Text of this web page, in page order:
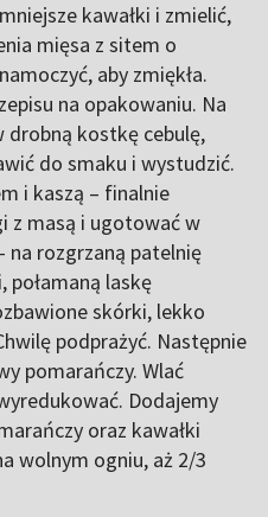
kawałki i zmielić,
mięsa z sitem o
aby zmiękła.
na opakowaniu. Na
drobną kostkę cebulę,
do smaku i wystudzić.
i kaszą – finalnie
z masą i ugotować w
na rozgrzaną patelnię
laskę
skórki, lekko
podprażyć. Następnie
pomarańczy. Wlać
Dodajemy
oraz kawałki
wolnym ogniu, aż 2/3